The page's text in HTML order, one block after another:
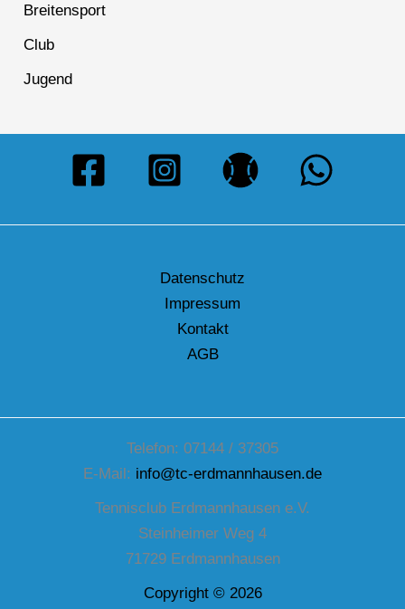
Breitensport
Club
Jugend
Datenschutz
Impressum
Kontakt
AGB
Telefon: 07144 / 37305
E-Mail: info@tc-erdmannhausen.de
Tennisclub Erdmannhausen e.V.
Steinheimer Weg 4
71729 Erdmannhausen
Copyright © 2026